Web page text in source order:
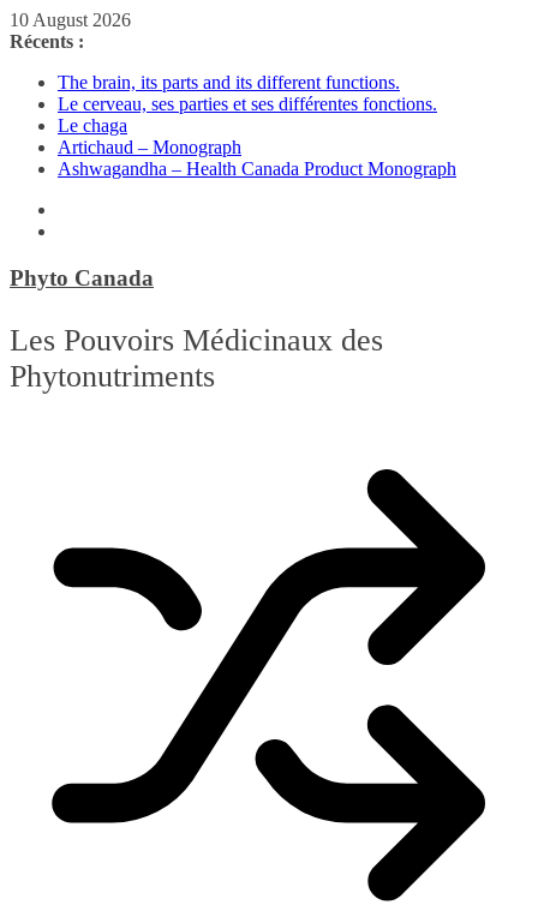
Passer
au
10 August 2026
Récents :
The brain, its parts and its different functions.
Le cerveau, ses parties et ses différentes fonctions.
Le chaga
Artichaud – Monograph
Ashwagandha – Health Canada Product Monograph
Phyto Canada
Les Pouvoirs Médicinaux des
Phytonutriments